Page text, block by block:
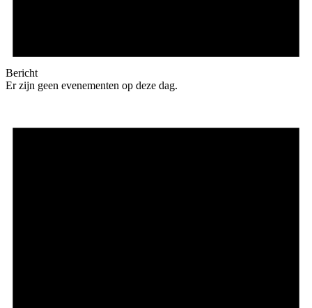
Bericht
Er zijn geen evenementen op deze dag.